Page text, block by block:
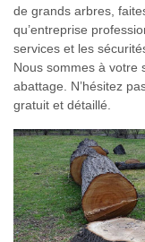
de grands arbres,
qu’entreprise
services et les
Nous sommes à votre
abattage. N’hésitez
gratuit et détaillé.